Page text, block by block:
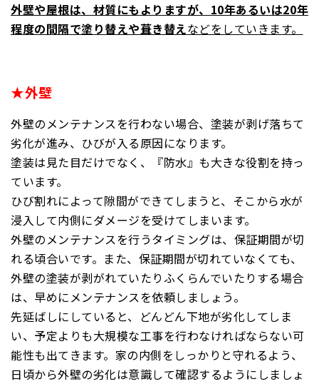
外壁や屋根は、材質にもよりますが、10年あるいは20年
程度の間隔で塗り替えや葺き替えなどをしていきます。
★外壁
外壁のメンテナンスを行わない場合、塗装が剥げ落ちて
劣化が進み、ひびが入る原因になります。
塗装は見た目だけでなく、『防水』も大きな役割を持っ
ています。
ひび割れによって隙間ができてしまうと、そこから水が
浸入して内側にダメージを受けてしまいます。
外壁のメンテナンスを行うタイミングは、保証期間が切
れる頃合いです。また、保証期間が切れていなくても、
外壁の塗装が剥がれていたりふくらんでいたりする場合
は、早めにメンテナンスを依頼しましょう。
先延ばしにしていると、どんどん下地が劣化してしま
い、予定よりも大規模な工事を行わなければならない可
能性も出てきます。家の内側をしっかりと守れるよう、
日頃から外壁の劣化は意識して確認するようにしましょ